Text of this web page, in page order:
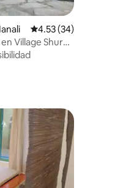
Calificación
4.53 (34)
Village Shuru,